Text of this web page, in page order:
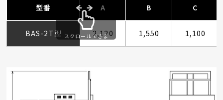
型番 A B C
BAS-2T型 2,120 1,550 1,100
スクロールできま